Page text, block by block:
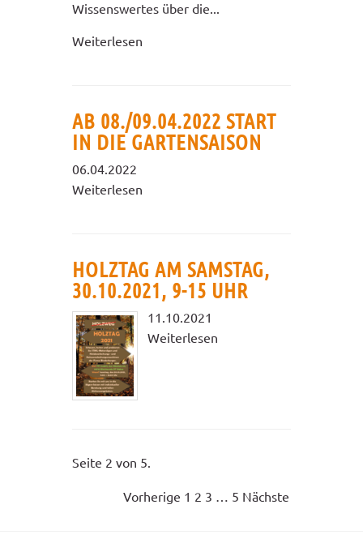
Wissenswertes über die...
Weiterlesen
AB 08./09.04.2022 START
IN DIE GARTENSAISON
06.04.2022
Weiterlesen
HOLZTAG AM SAMSTAG,
30.10.2021, 9-15 UHR
11.10.2021
Weiterlesen
Seite 2 von 5.
Vorherige 1 2 3 5 Nächste